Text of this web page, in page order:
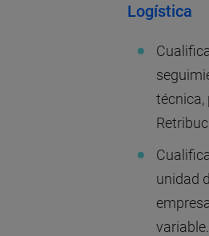
Logística
técnica,
unidad
variable.